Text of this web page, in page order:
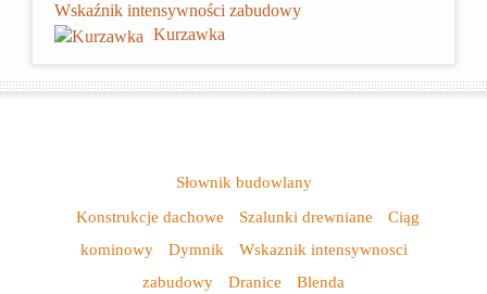
Wskaźnik intensywności zabudowy
Kurzawka
Słownik budowlany
Konstrukcje dachowe
Szalunki drewniane
Ciąg
kominowy
Dymnik
Wskaznik intensywnosci
zabudowy
Dranice Blenda